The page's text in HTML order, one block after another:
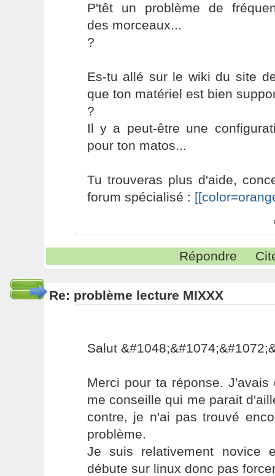
P'têt un problème de
des morceaux...
?
Es-tu allé sur le wiki du site
que ton matériel est bien
?
Il y a peut-être une
pour ton matos...
Tu trouveras plus d'aide,
forum spécialisé :
Répondre
Re: problème lecture MIXXX
Salut
Merci pour ta réponse.
me conseille qui me parait
contre, je n'ai pas trouvé
problème.
Je suis relativement novice
débute sur linux donc pas